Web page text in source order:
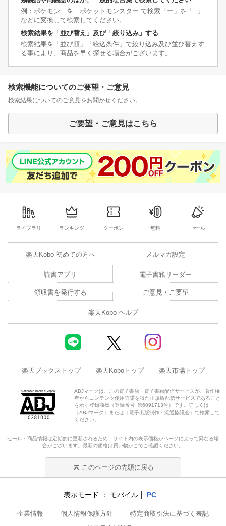
例：ポケモン を ポケットモンスター で検索「ー」を「−」
などに変換して検索してください。
検索結果を「並び替え」及び「絞り込み」する
検索結果を「並び順」「絞込条件」で絞り込み及び並び替えす
る事により、商品を早く探せる場合がございます。
検索機能についてのご要望・ご意見
検索結果についてのご意見をお聞かせください。
ご要望・ご意見はこちら
ライブラリ ランキング クーポン 無料 セール
楽天Kobo 初めての方へ メルマガ設定
読書アプリ 電子書籍リーダー
領収書を発行する ご意見・ご要望
楽天Kobo ヘルプ
楽天ブックストップ 楽天Koboトップ 楽天市場トップ
ABJマークは、この電子書店・電子書籍配信サービスが、著作権
者からコンテンツ使用許諾を得た正規版配信サービスであること
を示す登録商標（登録番号 第6091713号）です。詳しくは
［ABJマーク］または［電子出版制作・流通協議会］で検索して
ください。
セール・商品情報は定期的に更新されるため、サイト内の表示価格がページによって異なる場
合がございます。最新の価格は買い物かごでご確認ください。
このページの先頭に戻る
表示モード モバイル PC
企業情報 個人情報保護方針
特定商取引法に基づく表記